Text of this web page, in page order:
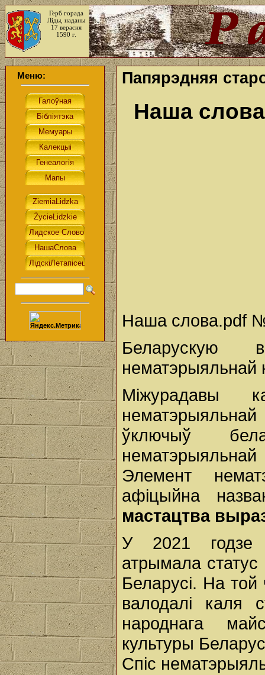
Герб горада
Ліды, наданы
17 верасня
1590 г.
Меню: Папярэдняя
Наша
Наша слова.pdf
Беларускую
нематэрыяльнай
Міжурадавы
ўключыў
Элемент
афіцыйна
мастацтва
У 2021 годзе
атрымала статус
Беларусі. На той
валодалі каля
народнага
культуры
Спіс